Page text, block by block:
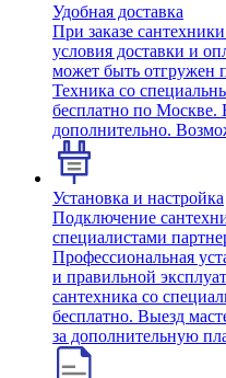
Удобная доставка
При заказе
условия доставки и
может быть отгружен
Техника со
бесплатно по
дополнительно.
Установка и настройка
Подключение
специалистами
Профессиональная
и правильной
сантехника со
бесплатно. Выезд
за дополнительную